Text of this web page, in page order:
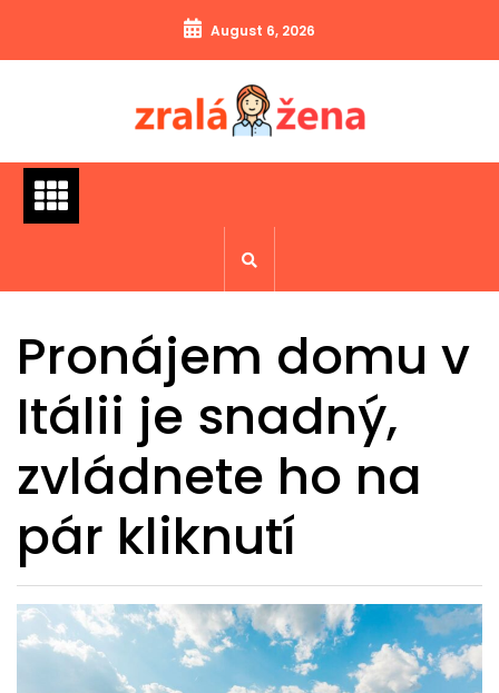
content
August 6, 2026
Pronájem domu v
Itálii je snadný,
zvládnete ho na
pár kliknutí